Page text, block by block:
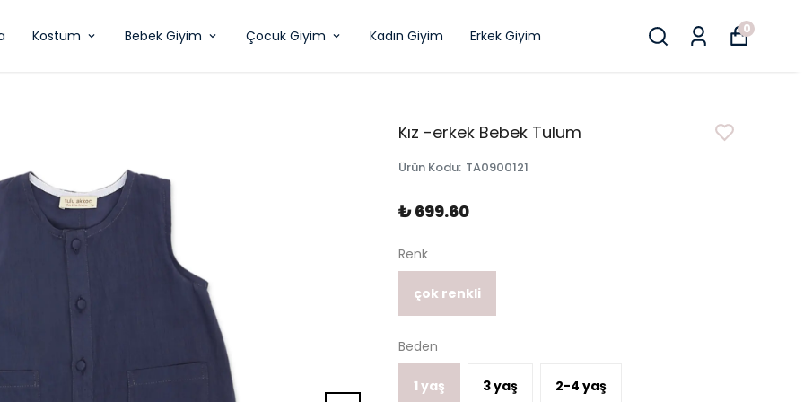
Kostüm Bebek Giyim Çocuk Giyim Kadın Giyim Erkek Giyim 0
Kız -erkek Bebek Tulum
Ürün Kodu: TA0900121
₺ 699.60
Renk
çok renkli
Beden
1 yaş 3 yaş 2-4 yaş